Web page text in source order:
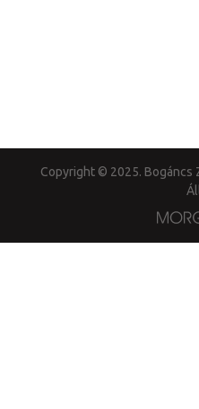
Copyright © 2025.